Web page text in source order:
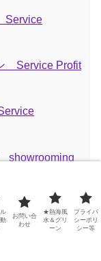
Service
Service Profit
showrooming
Listening
お問い合
わせ
★熱海風
水＆グリ
ーン
プライバ
シーポリ
シー等